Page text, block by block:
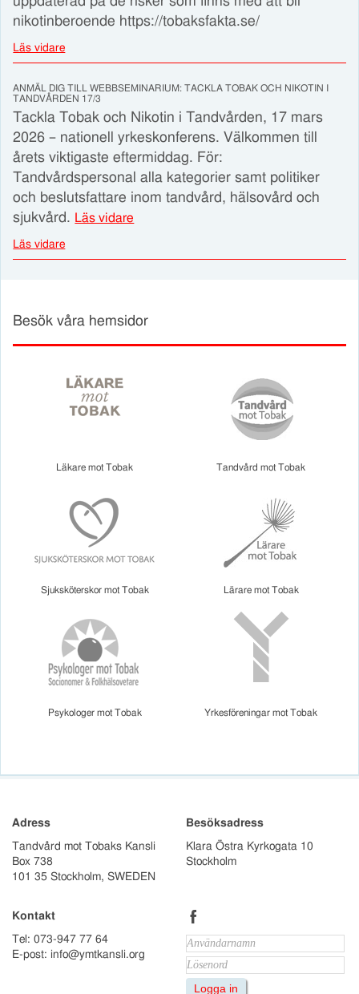
nikotinberoende https://tobaksfakta.se/
Läs vidare
ANMÄL DIG TILL WEBBSEMINARIUM: TACKLA TOBAK OCH NIKOTIN I
TANDVÅRDEN 17/3
Tackla Tobak och Nikotin i Tandvården, 17 mars
2026 – nationell yrkeskonferens. Välkommen till
årets viktigaste eftermiddag. För:
Tandvårdspersonal alla kategorier samt politiker
och beslutsfattare inom tandvård, hälsovård och
sjukvård. Läs vidare
Läs vidare
Besök våra hemsidor
Läkare mot Tobak Tandvård mot Tobak
Sjuksköterskor mot Tobak Lärare mot Tobak
Psykologer mot Tobak Yrkesföreningar mot Tobak
Adress
Tandvård mot Tobaks Kansli
Box 738
101 35 Stockholm, SWEDEN
Besöksadress
Klara Östra Kyrkogata 10
Stockholm
Kontakt
Tel: 073-947 77 64
E-post: info@ymtkansli.org
b